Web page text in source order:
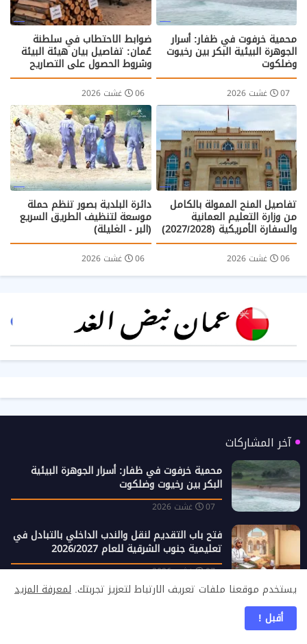
محمية خرفوت في ظفار: أسرار
الجوهرة البيئية البكر بين رخيوت
وضلكوت
07 غشت 2026
ضوابط الاحتطاب في سلطنة
عُمان: تفاصيل بيان هيئة البيئة
وشروط الحصول على التصاريح
06 غشت 2026
تفاصيل المنح الممولة بالكامل
من وزارة التعليم العمانية
والسفارة الأمريكية (2027/2028)
06 غشت 2026
دائرة البلدية بصور تنظم حملة
موسعة لتنظيف الطريق السريع
(البر - الغليلة)
06 غشت 2026
آخر المشاركات
محمية خرفوت في ظفار: أسرار الجوهرة البيئية
البكر بين رخيوت وضلكوت
07 غشت 2026
فتح باب التقديم لنقل والندب الداخلي بالتبادل في
تعليمية جنوب الشرقية للعام 2026/2027
07 غشت 2026
ضوابط الاحتطاب في سلطنة عُمان: تفاصيل بيان
يستخدم موقعنا ملفات تعريف الارتباط لتعزيز تجربتك. لمعرفة المزيد
أقبل !